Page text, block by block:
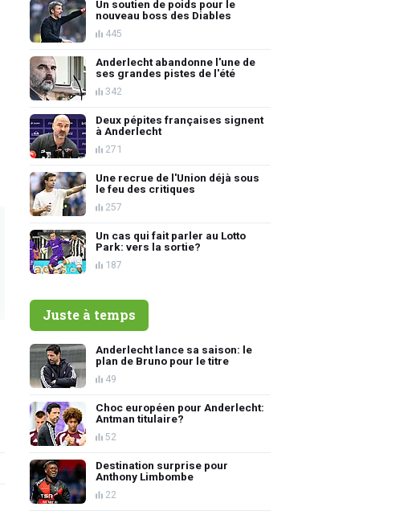
Un soutien de poids pour le
nouveau boss des Diables
445
Anderlecht abandonne l'une de
ses grandes pistes de l'été
342
Deux pépites françaises signent
à Anderlecht
271
Une recrue de l'Union déjà sous
le feu des critiques
257
Un cas qui fait parler au Lotto
Park: vers la sortie?
187
Juste à temps
Anderlecht lance sa saison: le
plan de Bruno pour le titre
49
Choc européen pour Anderlecht:
Antman titulaire?
52
Destination surprise pour
Anthony Limbombe
22